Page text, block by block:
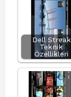
Dell Streak
Teknik
Özellikleri